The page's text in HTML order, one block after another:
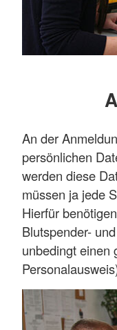
An der
persönlichen
werden diese
müssen ja jede
Hierfür
Blutspender-
unbedingt einen